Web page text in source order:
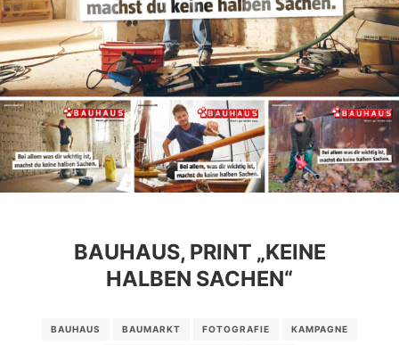
BAUHAUS, PRINT „KEINE
HALBEN SACHEN“
BAUHAUS BAUMARKT FOTOGRAFIE KAMPAGNE